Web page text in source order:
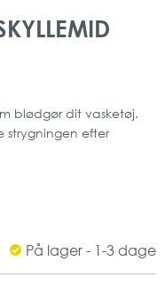
blødgør dit vasketøj.
strygningen efter
som sørger for at tøjet
duft som er hudvenlig
På lager - 1-3 dage